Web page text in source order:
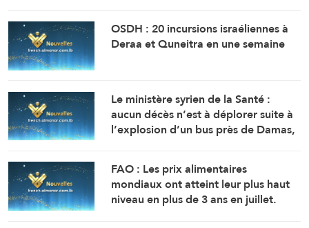
OSDH : 20 incursions israéliennes à
Deraa et Quneitra en une semaine
Le ministère syrien de la Santé :
aucun décès n’est à déplorer suite à
l’explosion d’un bus près de Damas,
FAO : Les prix alimentaires
mondiaux ont atteint leur plus haut
niveau en plus de 3 ans en juillet.